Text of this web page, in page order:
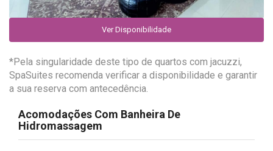
Ver Disponibilidade
*Pela singularidade deste tipo de quartos com jacuzzi,
SpaSuites recomenda verificar a disponibilidade e garantir
a sua reserva com antecedência.
Acomodações Com Banheira De
Hidromassagem